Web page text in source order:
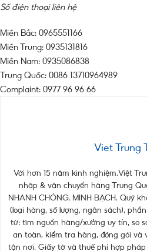
Số điện thoại liên hệ
Miền Bắc: 0965551166
Miền Trung: 0935131816
Miền Nam: 0935086838
Trung Quốc: 0086 13710964989
Complaint: 0977 96 96 66
Viet Trung
Với hơn 15 năm kinh nghiệm.Việt
nhập & vận chuyển hàng Trung
NHANH CHÓNG, MINH BẠCH. Quý
(loại hàng, số lượng, ngân sách),
từ: tìm nguồn hàng/xưởng uy tín, so
an toàn, kiểm tra hàng, đóng gói và
tận nơi. Giấy tờ và thuế phí hợp